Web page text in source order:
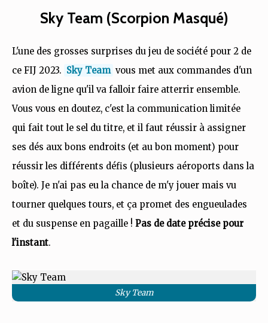
Sky Team (Scorpion Masqué)
L'une des grosses surprises du jeu de société pour 2 de
ce FIJ 2023. Sky Team vous met aux commandes d'un
avion de ligne qu'il va falloir faire atterrir ensemble.
Vous vous en doutez, c'est la communication limitée
qui fait tout le sel du titre, et il faut réussir à assigner
ses dés aux bons endroits (et au bon moment) pour
réussir les différents défis (plusieurs aéroports dans la
boîte). Je n'ai pas eu la chance de m'y jouer mais vu
tourner quelques tours, et ça promet des engueulades
et du suspense en pagaille ! Pas de date précise pour
l'instant.
Sky Team